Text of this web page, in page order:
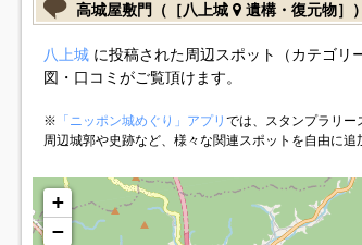
高城屋敷門（［八上城 遺構・復元物］）
八上城に投稿された周辺スポット（カテゴリ
図・口コミがご覧頂けます。
※ 「ニッポン城めぐり」アプリ では、スタンプラリー
周辺城郭や史跡など、様々な関連スポットを自由に追
+
−